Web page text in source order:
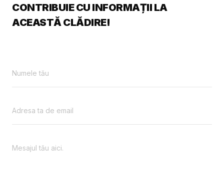
CONTRIBUIE CU INFORMAȚII LA
ACEASTĂ CLĂDIRE!